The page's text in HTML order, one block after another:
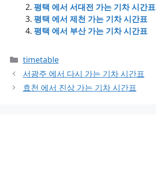
평택 에서 서대전 가는 기차 시간표
평택 에서 제천 가는 기차 시간표
평택 에서 부산 가는 기차 시간표
Categories
timetable
서광주 에서 다시 가는 기차 시간표
효천 에서 진상 가는 기차 시간표